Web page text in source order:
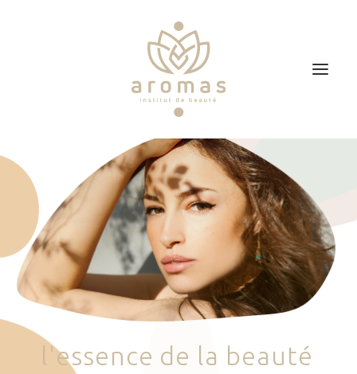
Soins
Je veux faire un bon cadeau
Plan d’accès
Prendre RDV
'essence de la beauté